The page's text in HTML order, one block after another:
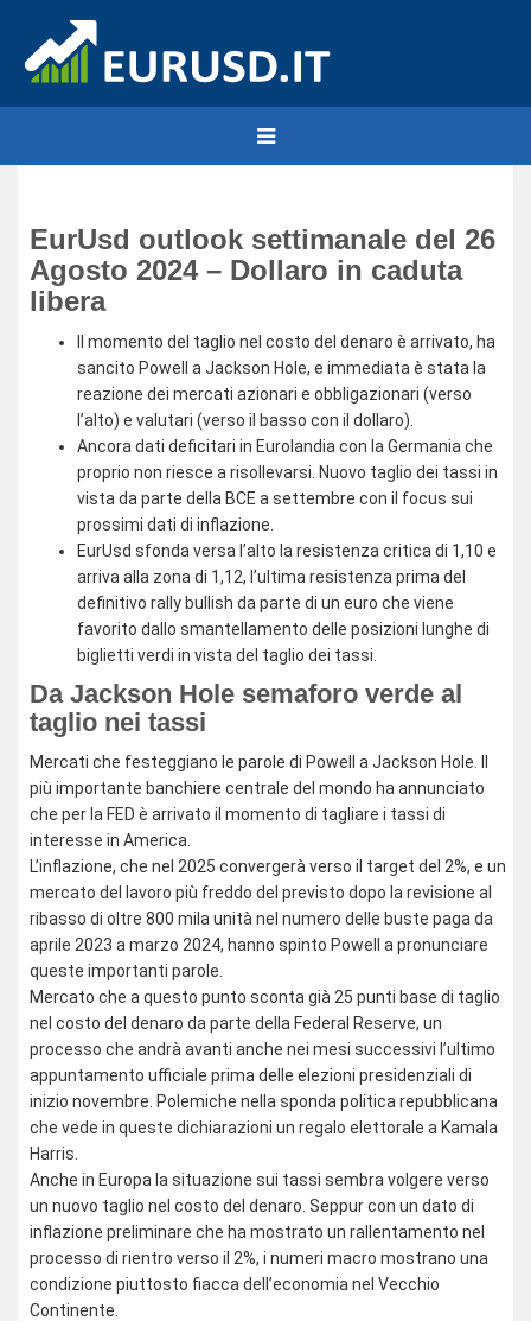
EurUsd outlook settimanale del 26
Agosto 2024 – Dollaro in caduta
libera
Il momento del taglio nel costo del denaro è arrivato, ha
sancito Powell a Jackson Hole, e immediata è stata la
reazione dei mercati azionari e obbligazionari (verso
l’alto) e valutari (verso il basso con il dollaro).
Ancora dati deficitari in Eurolandia con la Germania che
proprio non riesce a risollevarsi. Nuovo taglio dei tassi in
vista da parte della BCE a settembre con il focus sui
prossimi dati di inflazione.
EurUsd sfonda versa l’alto la resistenza critica di 1,10 e
arriva alla zona di 1,12, l’ultima resistenza prima del
definitivo rally bullish da parte di un euro che viene
favorito dallo smantellamento delle posizioni lunghe di
biglietti verdi in vista del taglio dei tassi.
Da Jackson Hole semaforo verde al
taglio nei tassi
Mercati che festeggiano le parole di Powell a Jackson Hole. Il
più importante banchiere centrale del mondo ha annunciato
che per la FED è arrivato il momento di tagliare i tassi di
interesse in America.
L’inflazione, che nel 2025 convergerà verso il target del 2%, e un
mercato del lavoro più freddo del previsto dopo la revisione al
ribasso di oltre 800 mila unità nel numero delle buste paga da
aprile 2023 a marzo 2024, hanno spinto Powell a pronunciare
queste importanti parole.
Mercato che a questo punto sconta già 25 punti base di taglio
nel costo del denaro da parte della Federal Reserve, un
processo che andrà avanti anche nei mesi successivi l’ultimo
appuntamento ufficiale prima delle elezioni presidenziali di
inizio novembre. Polemiche nella sponda politica repubblicana
che vede in queste dichiarazioni un regalo elettorale a Kamala
Harris.
Anche in Europa la situazione sui tassi sembra volgere verso
un nuovo taglio nel costo del denaro. Seppur con un dato di
inflazione preliminare che ha mostrato un rallentamento nel
processo di rientro verso il 2%, i numeri macro mostrano una
condizione piuttosto fiacca dell’economia nel Vecchio
Continente.